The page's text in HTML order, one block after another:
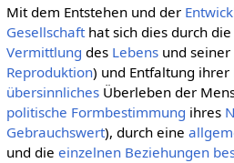
Mit dem Entstehen und der
Gesellschafthat sich dies durch die
Vermittlung des Lebensund seiner
Reproduktion) und Entfaltung ihrer
übersinnlichesÜberleben der
politische Formbestimmung ihres
Gebrauchswert), durch eine
und die einzelnen Beziehungen